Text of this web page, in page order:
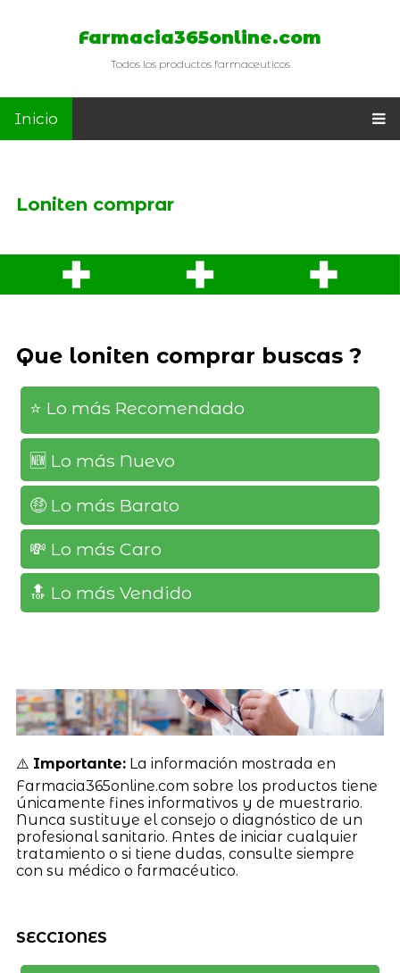
Farmacia365online.com
Todos los productos farmaceuticos
Inicio
Loniten comprar
Que loniten comprar buscas ?
⭐️ Lo más Recomendado
🆕️ Lo más Nuevo
🤑 Lo más Barato
💸 Lo más Caro
🔝 Lo más Vendido
⚠️ Importante:La información mostrada en
Farmacia365online.com sobre los productos tiene
únicamente fines informativos y de muestrario.
Nunca sustituye el consejo o diagnóstico de un
profesional sanitario. Antes de iniciar cualquier
tratamiento o si tiene dudas, consulte siempre
con su médico o farmacéutico.
SECCIONES